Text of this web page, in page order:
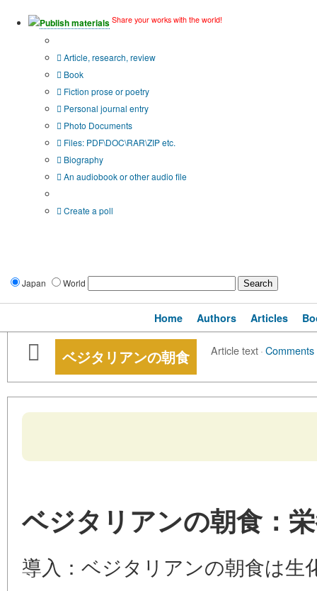
Publish materials Share your works with the world!
Article, research, review
Book
Fiction prose or poetry
Personal journal entry
Photo Documents
Files: PDF\DOC\RAR\ZIP etc.
Biography
An audiobook or other audio file
Create a poll
Japan World
Home Authors Articles
ベジタリアンの朝食 Article text·Comments
ベジタリアンの朝食：
導入：ベジタリアンの朝食は生